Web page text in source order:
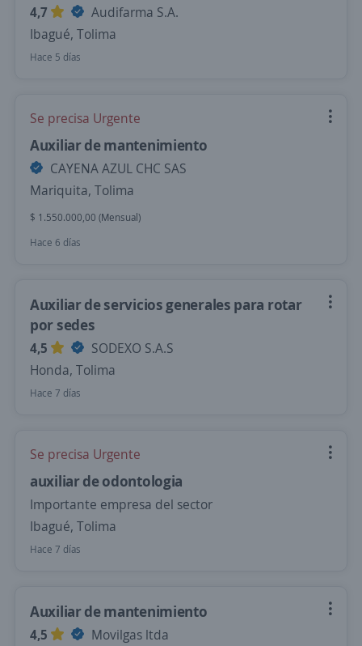
4,7
Audifarma S.A.
Ibagué, Tolima
Hace 5 días
Se precisa Urgente
Auxiliar de mantenimiento
CAYENA AZUL CHC SAS
Mariquita, Tolima
$ 1.550.000,00 (Mensual)
Hace 6 días
Auxiliar de servicios generales para rotar
por sedes
4,5
SODEXO S.A.S
Honda, Tolima
Hace 7 días
Se precisa Urgente
auxiliar de odontologia
Importante empresa del sector
Ibagué, Tolima
Hace 7 días
Auxiliar de mantenimiento
4,5
Movilgas ltda